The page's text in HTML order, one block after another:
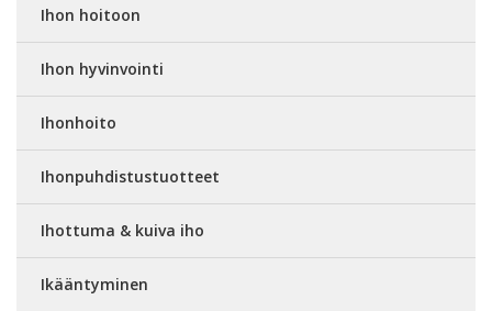
Ihon hoitoon
Ihon hyvinvointi
Ihonhoito
Ihonpuhdistustuotteet
Ihottuma & kuiva iho
Ikääntyminen